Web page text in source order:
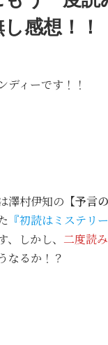
感想！！
ディーです！！
澤村伊知の 【予言
『初読はミステリ
しかし、 二度読
なるか！？